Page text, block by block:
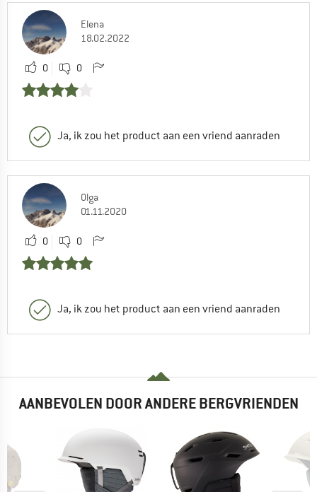
Elena
18.02.2022
0 0
Ja, ik zou het product aan een vriend aanraden
Olga
01.11.2020
0 0
Ja, ik zou het product aan een vriend aanraden
AANBEVOLEN DOOR ANDERE BERGVRIENDEN